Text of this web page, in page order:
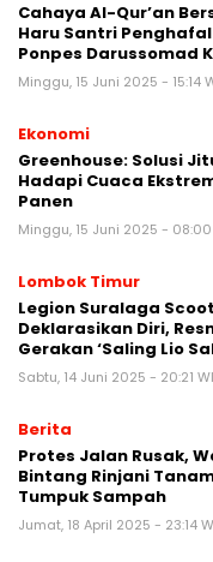
Cahaya Al-Qur’an
Haru Santri
Ponpes Darussomad
Minggu, 15 Juni 2025 - 15:14
Ekonomi
Greenhouse: Solusi
Hadapi Cuaca
Panen
Minggu, 15 Juni 2025 - 08:00
Lombok Timur
Legion Suralaga
Deklarasikan Diri,
Gerakan ‘Saling Lio
Sabtu, 14 Juni 2025 - 20:21
Berita
Protes Jalan Rusak,
Bintang Rinjani
Tumpuk Sampah
Jumat, 18 April 2025 - 23:14